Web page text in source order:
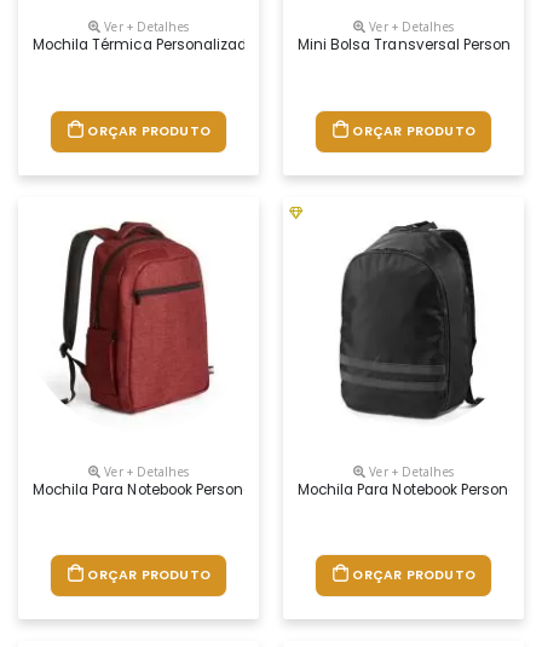
Ver + Detalhes
Mochila Térmica Personalizada
ORÇAR PRODUTO
Ver + Detalhes
Mini Bolsa Transversal
ORÇAR PRODUTO
Ver + Detalhes
Mochila Para Notebook Personalizada
ORÇAR PRODUTO
Ver + Detalhes
Mochila Para Notebook
ORÇAR PRODUTO